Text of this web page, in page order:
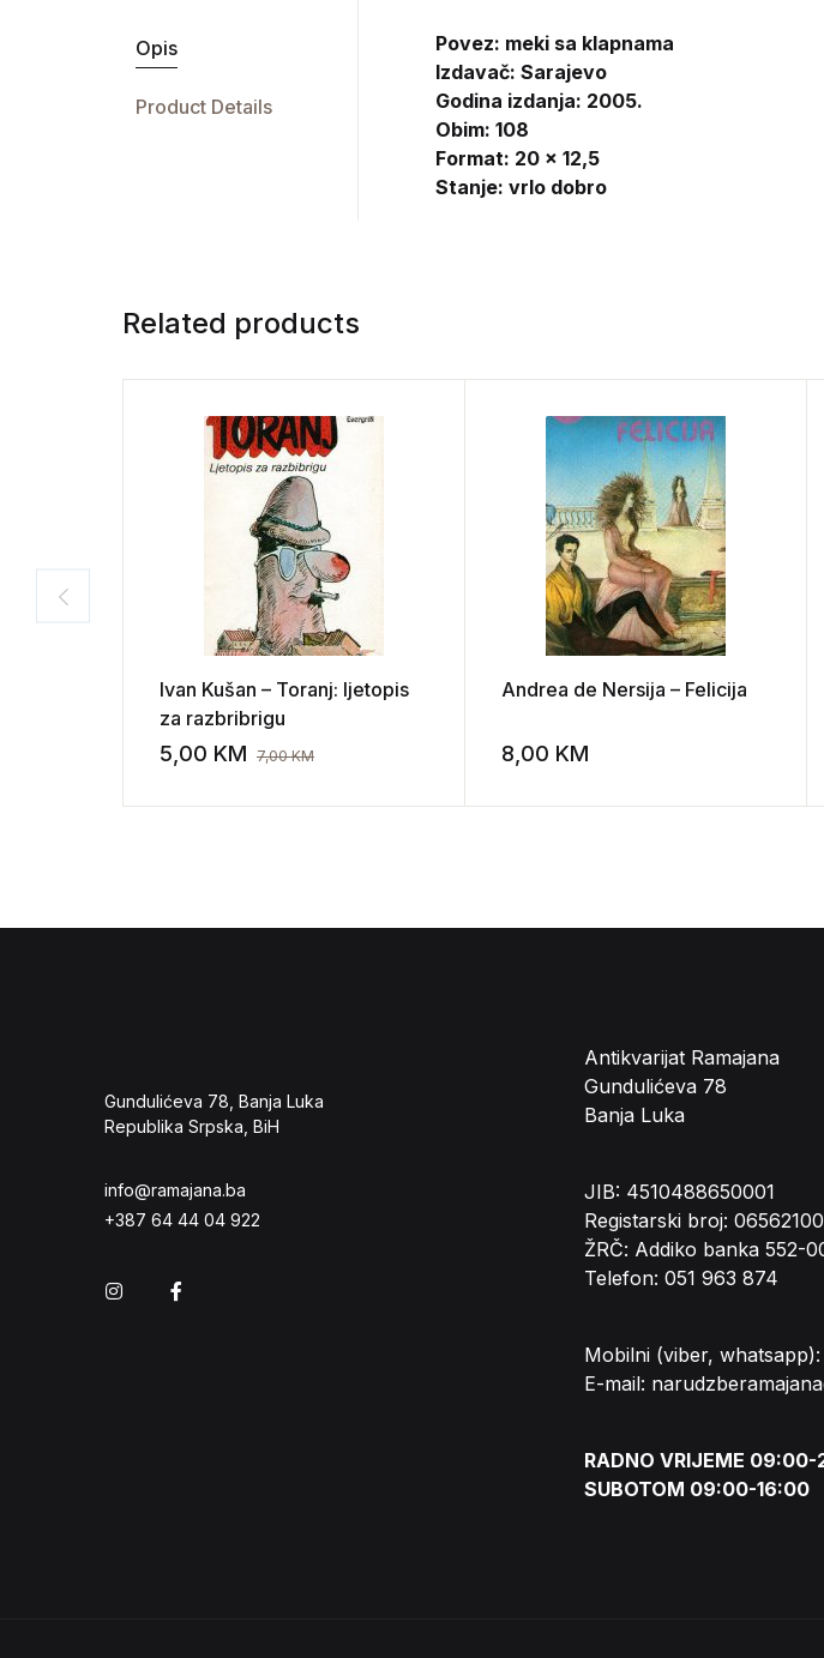
Opis
Product Details
Povez: meki sa klapnama
Izdavač: Sarajevo
Godina izdanja: 2005.
Obim: 108
Format: 20 x 12,5
Stanje: vrlo dobro
Related products
Ivan Kušan – Toranj: ljetopis
za razbribrigu
5,00 KM 7,00KM Add to wishlist
Andrea de Nersija – Felicija
8,00 KM Add
Gundulićeva 78, Banja Luka
Republika Srpska, BiH
info@ramajana.ba
+387 64 44 04 922
Instagram
Antikvarijat Ramajana
Gundulićeva 78
Banja Luka
JIB: 4510488650001
Registarski broj: 06562100
ŽRČ: Addiko banka 552-
Telefon: 051 963 874
Mobilni (viber,
E-mail:
RADNO VRIJEME
SUBOTOM 09:00-16:00